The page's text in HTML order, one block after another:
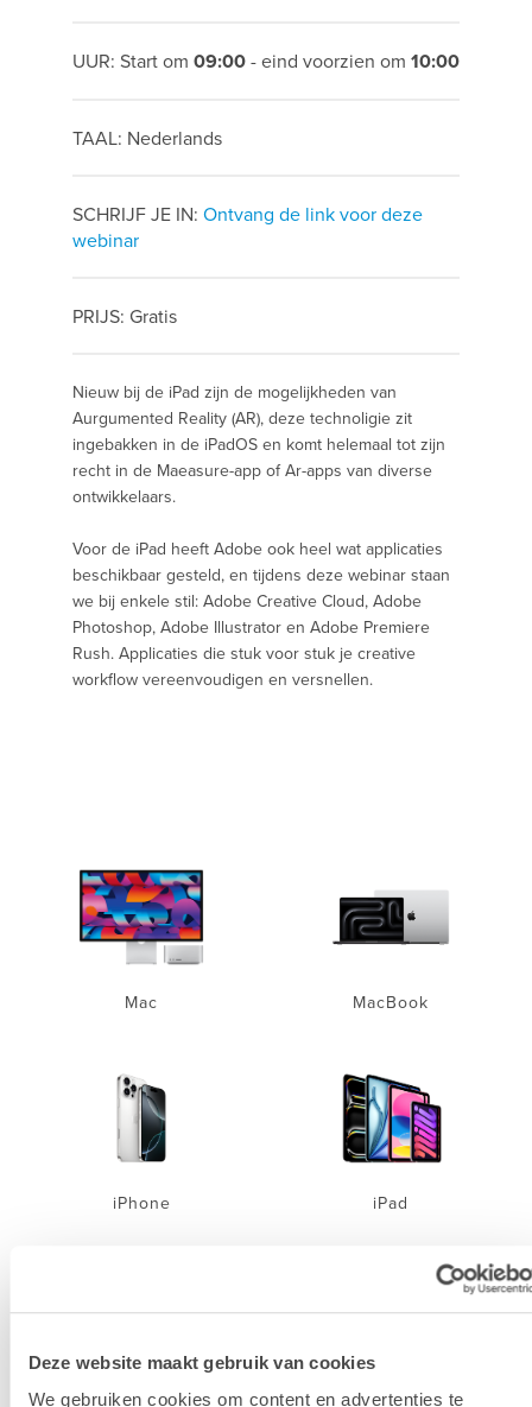
Deze website maakt gebruik van cookies
We gebruiken cookies om content en advertenties te
UUR: Start om 09:00- eind voorzien om 10:00
TAAL: Nederlands
SCHRIJF JE IN: Ontvang de link voor deze
webinar
PRIJS: Gratis
Nieuw bij de iPad zijn de mogelijkheden van
Aurgumented Reality (AR), deze technoligie zit
ingebakken in de iPadOS en komt helemaal tot zijn
recht in de Maeasure-app of Ar-apps van diverse
ontwikkelaars.
Voor de iPad heeft Adobe ook heel wat applicaties
beschikbaar gesteld, en tijdens deze webinar staan
we bij enkele stil: Adobe Creative Cloud, Adobe
Photoshop, Adobe Illustrator en Adobe Premiere
Rush. Applicaties die stuk voor stuk je creative
workflow vereenvoudigen en versnellen.
Mac MacBook
iPhone iPad